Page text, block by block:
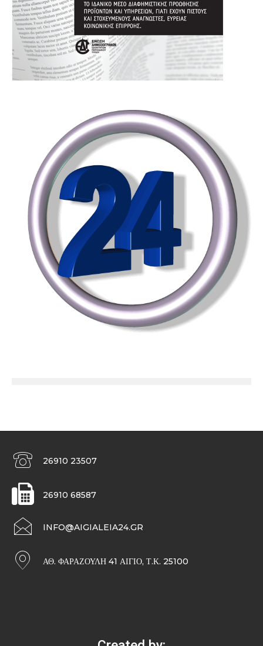
26910 23507
26910 68587
INFO@AIGIALEIA24.GR
ΑΘ. ΦΑΡΑΖΟΥΛΉ 41 ΑΊΓΙΟ, Τ.Κ. 25100